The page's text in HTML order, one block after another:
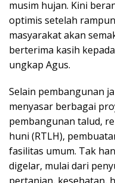
musim hujan. Kini
optimis setelah
masyarakat akan
berterima kasih
ungkap Agus.
Selain pembangunan
menyasar berbagai
pembangunan talud,
huni (RTLH),
fasilitas umum. Tak
digelar, mulai dari